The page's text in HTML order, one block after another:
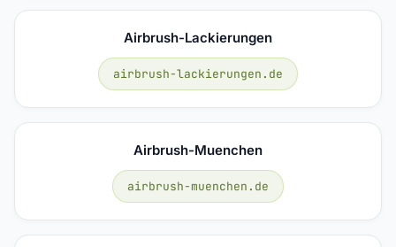
Airbrush-Lackierungen
airbrush-lackierungen.de
Airbrush-Muenchen
airbrush-muenchen.de